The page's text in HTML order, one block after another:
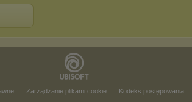
Zarządzanie plikami cookie Kodeks postępowania